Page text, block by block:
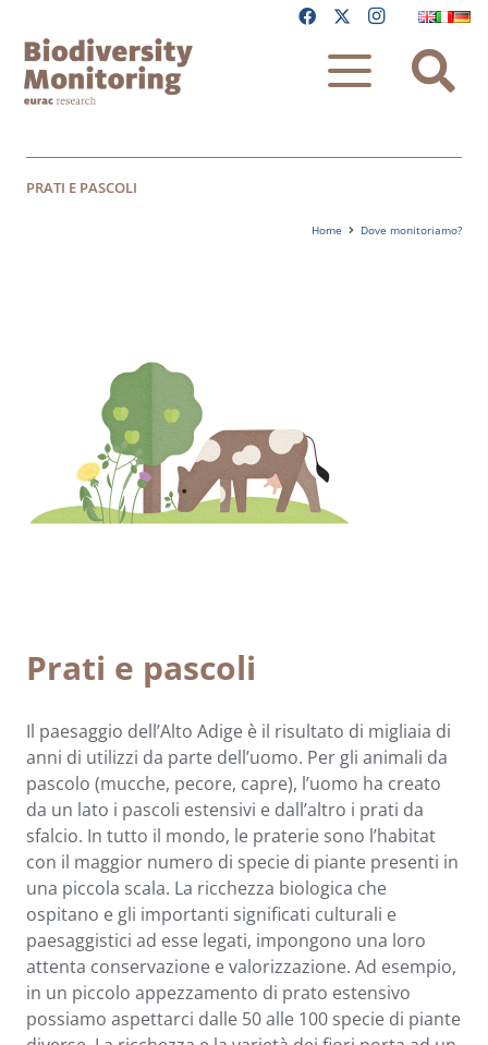
PRATI E PASCOLI
Home Dove monitoriamo?
Prati e pascoli
Il paesaggio dell’Alto Adige è il risultato di migliaia di
anni di utilizzi da parte dell’uomo. Per gli animali da
pascolo (mucche, pecore, capre), l’uomo ha creato
da un lato i pascoli estensivi e dall’altro i prati da
sfalcio. In tutto il mondo, le praterie sono l’habitat
con il maggior numero di specie di piante presenti in
una piccola scala. La ricchezza biologica che
ospitano e gli importanti significati culturali e
paesaggistici ad esse legati, impongono una loro
attenta conservazione e valorizzazione. Ad esempio,
in un piccolo appezzamento di prato estensivo
possiamo aspettarci dalle 50 alle 100 specie di piante